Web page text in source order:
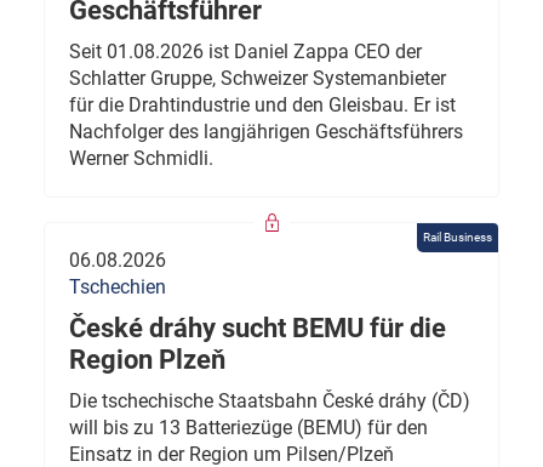
Geschäftsführer
Seit 01.08.2026 ist Daniel Zappa CEO der
Schlatter Gruppe, Schweizer Systemanbieter
für die Drahtindustrie und den Gleisbau. Er ist
Nachfolger des langjährigen Geschäftsführers
Werner Schmidli.
Rail Business
06.08.2026
Tschechien
České dráhy sucht BEMU für die
Region Plzeň
Die tschechische Staatsbahn České dráhy (ČD)
will bis zu 13 Batteriezüge (BEMU) für den
Einsatz in der Region um Pilsen/Plzeň